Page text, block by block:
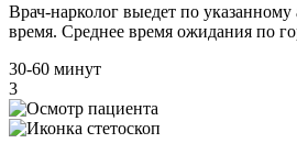
Врач-нарколог выедет по указанному
время. Среднее время ожидания по
30-60 минут
3